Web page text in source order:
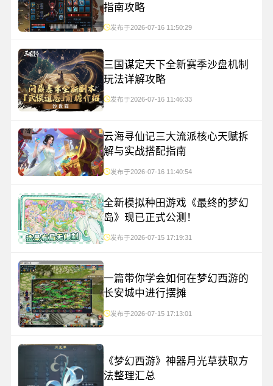
指南攻略
发布于2026-07-16 11:50:29
三国谋定天下全新赛季沙盘机制
玩法详解攻略
发布于2026-07-16 11:46:33
云海寻仙记三大流派核心天赋拆
解与实战搭配指南
发布于2026-07-16 11:40:54
全新模拟种田游戏《最终的梦幻
岛》现已正式公测！
发布于2026-07-15 17:19:31
一篇带你学会如何在梦幻西游的
长安城中进行摆摊
发布于2026-07-15 17:13:01
《梦幻西游》神器月光草获取方
法整理汇总